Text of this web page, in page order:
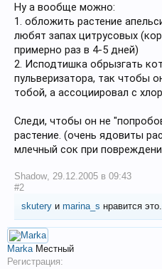
Ну а вообще можно:
1. обложить растение
любят запах цитрусовых
примерно раз в 4-5 дней)
2. Исподтишка обрызгать
пульверизатора, так чтобы
тобой, а ассоциировал с
Следи, чтобы он не
растение. (очень ядовиты
млечный сок при
Shadow, 29.12.2005 в 09:43
#2
skutery и marina_s нравится это.
Marka Местный
Регистрация: